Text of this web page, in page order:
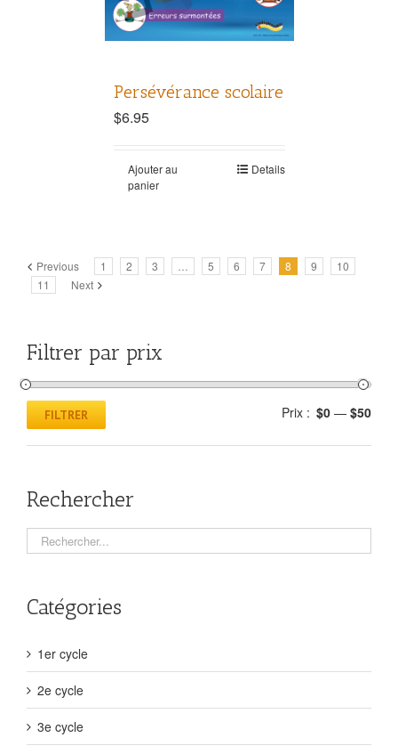
Persévérance scolaire
$6.95
Ajouter au
panier
Details
Previous 1 2 3 5 6 7 8 9
10
11
Next
Filtrer par prix
FILTRER Prix : $0 — $50
Rechercher
Catégories
1er cycle
2e cycle
3e cycle